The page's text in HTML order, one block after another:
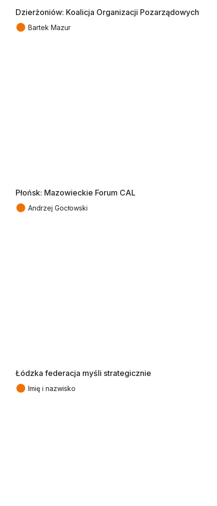
Dzierżoniów: Koalicja Organizacji Pozarządowych
● Bartek Mazur
Płońsk: Mazowieckie Forum CAL
● Andrzej Gocłowski
Łódzka federacja myśli strategicznie
● Imię i nazwisko